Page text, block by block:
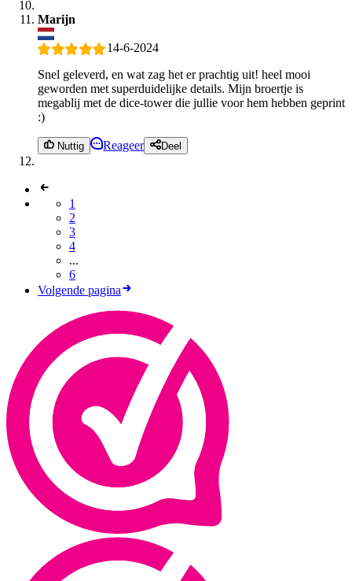
Marijn
14-6-2024
Snel geleverd, en wat zag het er prachtig uit! heel mooi
geworden met superduidelijke details. Mijn broertje is
megablij met de dice-tower die jullie voor hem hebben geprint
:)
Nuttig Reageer Deel
1
2
3
4
...
6
Volgende pagina